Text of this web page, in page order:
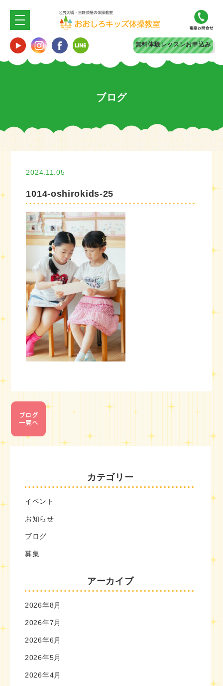
無料体験レッスンお申込み
ブログ
カテゴリー
イベント
お知らせ
ブログ
募集
アーカイブ
2026年8月
2026年7月
2026年6月
2026年5月
2026年4月
2024.11.05
1014-oshirokids-25